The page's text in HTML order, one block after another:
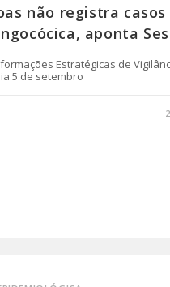
não registra
aponta
Estratégicas de
5 de setembro